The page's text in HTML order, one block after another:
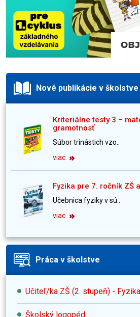
Nové publikácie v školstve
Kriteriálne testy 3 –
gramotnosť
Súbor trinástich vzo..
viac
Fyzika pre 7. ročník ZŠ
Učebnica fyziky v sú..
viac
Práca v školstve
Učiteľ/ka ZŠ (2. stupeň) - Fyzika
Školský logopéd